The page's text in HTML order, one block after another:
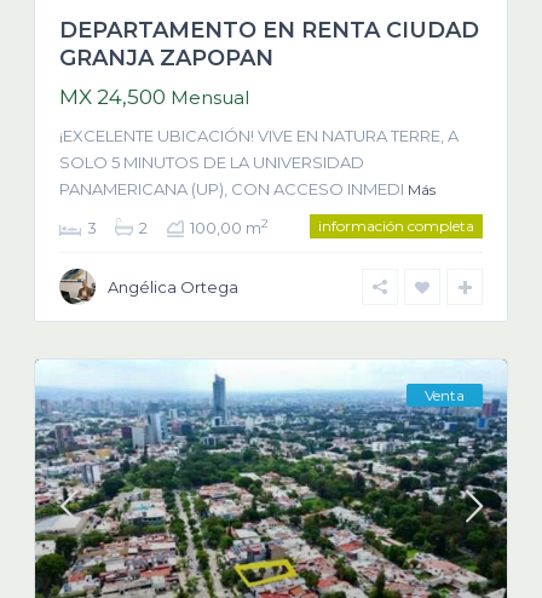
DEPARTAMENTO EN RENTA CIUDAD
GRANJA ZAPOPAN
MX 24,500 Mensual
¡EXCELENTE UBICACIÓN! VIVE EN NATURA TERRE, A
SOLO 5 MINUTOS DE LA UNIVERSIDAD
PANAMERICANA (UP), CON ACCESO INMEDI Más
3 2 100,00 m2 información completa
Angélica Ortega
Venta